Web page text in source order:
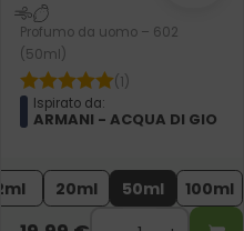
Profumo da uomo – 602
(50ml)
(1)
Ispirato da:
ARMANI - ACQUA DI GIO
2ml 20ml 50ml 100ml